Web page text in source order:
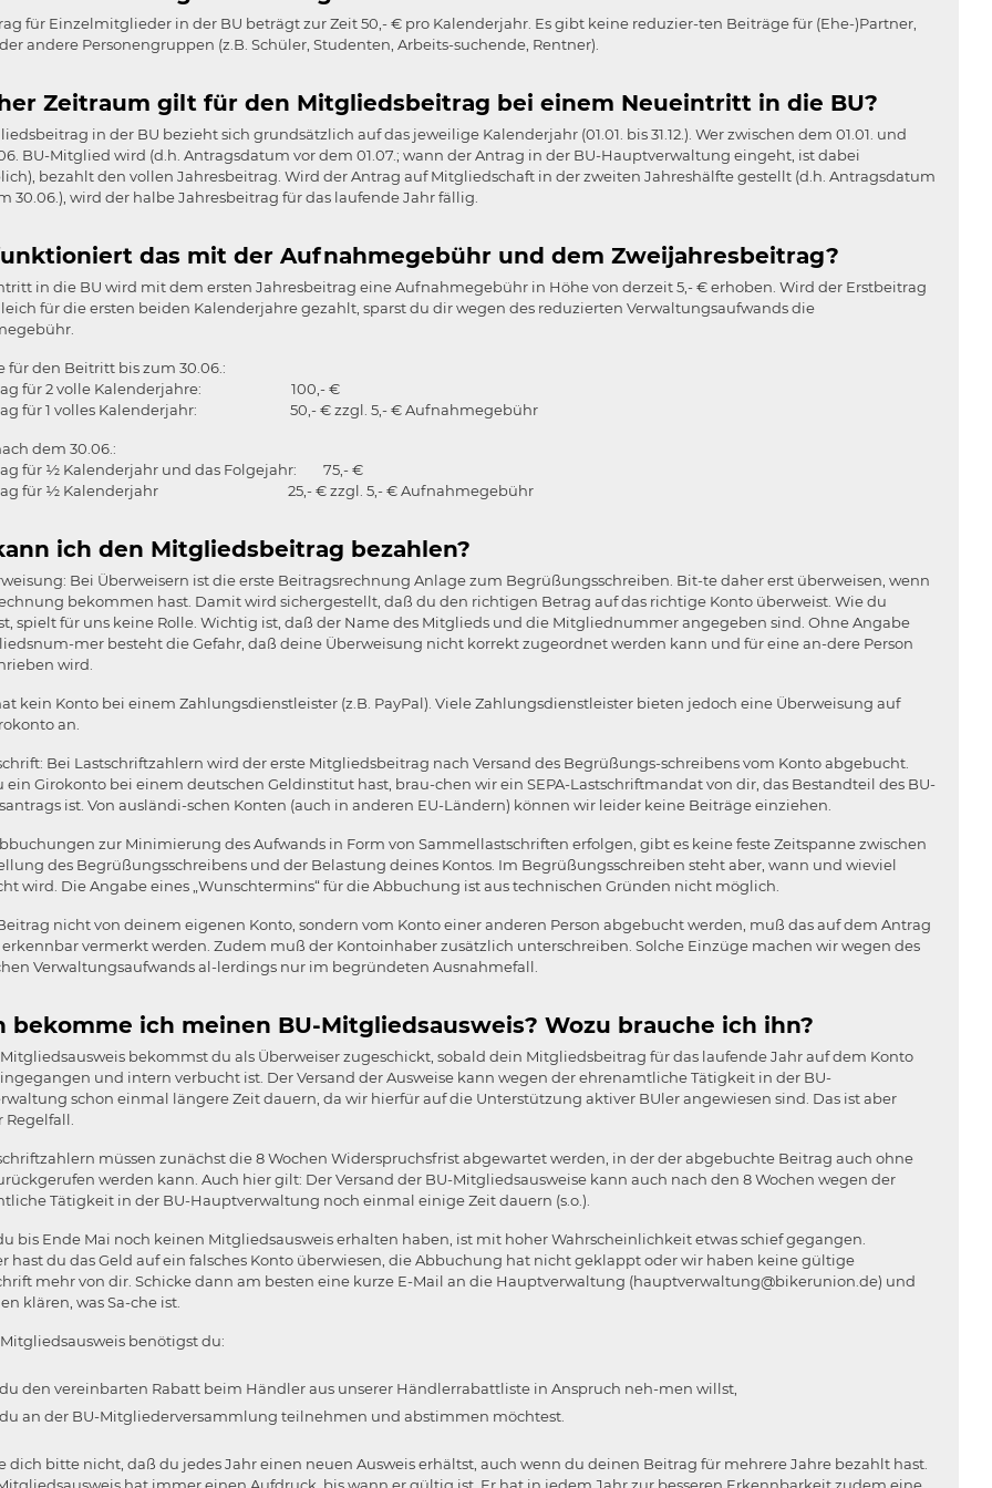
für Einzelmitglieder in der BU beträgt zur Zeit 50,- € pro Kalenderjahr. Es gibt keine reduzier-ten Beiträge für (Ehe-)Partner,
andere Personengruppen (z.B. Schüler, Studenten, Arbeits-suchende, Rentner).
Zeitraum gilt für den Mitgliedsbeitrag bei einem Neueintritt in die BU?
in der BU bezieht sich grundsätzlich auf das jeweilige Kalenderjahr (01.01. bis 31.12.). Wer zwischen dem 01.01. und
BU-Mitglied wird (d.h. Antragsdatum vor dem 01.07.; wann der Antrag in der BU-Hauptverwaltung eingeht, ist dabei
bezahlt den vollen Jahresbeitrag. Wird der Antrag auf Mitgliedschaft in der zweiten Jahreshälfte gestellt (d.h. Antragsdatum
30.06.), wird der halbe Jahresbeitrag für das laufende Jahr fällig.
das mit der Aufnahmegebühr und dem Zweijahresbeitrag?
in die BU wird mit dem ersten Jahresbeitrag eine Aufnahmegebühr in Höhe von derzeit 5,- € erhoben. Wird der Erstbeitrag
für die ersten beiden Kalenderjahre gezahlt, sparst du dir wegen des reduzierten Verwaltungsaufwands die
für den Beitritt bis zum 30.06.:
für 2 volle Kalenderjahre: 100,- €
für 1 volles Kalenderjahr: 50,- € zzgl. 5,- € Aufnahmegebühr
dem 30.06.:
für ½ Kalenderjahr und das Folgejahr: 75,- €
für ½ Kalenderjahr 25,- € zzgl. 5,- € Aufnahmegebühr
ich den Mitgliedsbeitrag bezahlen?
Bei Überweisern ist die erste Beitragsrechnung Anlage zum Begrüßungsschreiben. Bit-te daher erst überweisen, wenn
bekommen hast. Damit wird sichergestellt, daß du den richtigen Betrag auf das richtige Konto überweist. Wie du
spielt für uns keine Rolle. Wichtig ist, daß der Name des Mitglieds und die Mitgliednummer angegeben sind. Ohne Angabe
mer besteht die Gefahr, daß deine Überweisung nicht korrekt zugeordnet werden kann und für eine an-dere Person
wird.
kein Konto bei einem Zahlungsdienstleister (z.B. PayPal). Viele Zahlungsdienstleister bieten jedoch eine Überweisung auf
an.
Bei Lastschriftzahlern wird der erste Mitgliedsbeitrag nach Versand des Begrüßungs-schreibens vom Konto abgebucht.
ein Girokonto bei einem deutschen Geldinstitut hast, brau-chen wir ein SEPA-Lastschriftmandat von dir, das Bestandteil des BU-
ist. Von ausländi-schen Konten (auch in anderen EU-Ländern) können wir leider keine Beiträge einziehen.
zur Minimierung des Aufwands in Form von Sammellastschriften erfolgen, gibt es keine feste Zeitspanne zwischen
des Begrüßungsschreibens und der Belastung deines Kontos. Im Begrüßungsschreiben steht aber, wann und wieviel
wird. Die Angabe eines „Wunschtermins“ für die Abbuchung ist aus technischen Gründen nicht möglich.
nicht von deinem eigenen Konto, sondern vom Konto einer anderen Person abgebucht werden, muß das auf dem Antrag
vermerkt werden. Zudem muß der Kontoinhaber zusätzlich unterschreiben. Solche Einzüge machen wir wegen des
Verwaltungsaufwands al-lerdings nur im begründeten Ausnahmefall.
bekomme ich meinen BU-Mitgliedsausweis? Wozu brauche ich ihn?
bekommst du als Überweiser zugeschickt, sobald dein Mitgliedsbeitrag für das laufende Jahr auf dem Konto
und intern verbucht ist. Der Versand der Ausweise kann wegen der ehrenamtliche Tätigkeit in der BU-
schon einmal längere Zeit dauern, da wir hierfür auf die Unterstützung aktiver BUler angewiesen sind. Das ist aber
müssen zunächst die 8 Wochen Widerspruchsfrist abgewartet werden, in der der abgebuchte Beitrag auch ohne
werden kann. Auch hier gilt: Der Versand der BU-Mitgliedsausweise kann auch nach den 8 Wochen wegen der
Tätigkeit in der BU-Hauptverwaltung noch einmal einige Zeit dauern (s.o.).
bis Ende Mai noch keinen Mitgliedsausweis erhalten haben, ist mit hoher Wahrscheinlichkeit etwas schief gegangen.
hast du das Geld auf ein falsches Konto überwiesen, die Abbuchung hat nicht geklappt oder wir haben keine gültige
mehr von dir. Schicke dann am besten eine kurze E-Mail an die Hauptverwaltung (hauptverwaltung@bikerunion.de) und
klären, was Sa-che ist.
benötigst du:
den vereinbarten Rabatt beim Händler aus unserer Händlerrabattliste in Anspruch neh-men willst,
an der BU-Mitgliederversammlung teilnehmen und abstimmen möchtest.
dich bitte nicht, daß du jedes Jahr einen neuen Ausweis erhältst, auch wenn du deinen Beitrag für mehrere Jahre bezahlt hast.
hat immer einen Aufdruck, bis wann er gültig ist. Er hat in jedem Jahr zur besseren Erkennbarkeit zudem eine